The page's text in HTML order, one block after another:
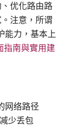
优化路由路
注意，所谓
能力，基本上
指南與實用建
网络路径
少丢包